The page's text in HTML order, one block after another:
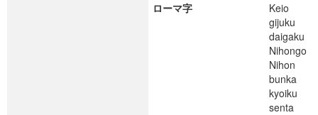
ローマ字
Keio
gijuku
daigaku
Nihongo
Nihon
bunka
kyoiku
senta